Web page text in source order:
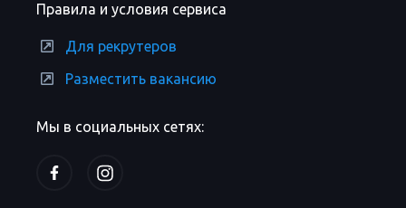
Мы в социальных сетях:
Правила и условия сервиса
Для рекрутеров
Разместить вакансию